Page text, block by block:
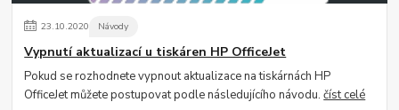
23.10.2020 Návody
Vypnutí aktualizací u tiskáren HP OfficeJet
Pokud se rozhodnete vypnout aktualizace na tiskárnách HP
OfficeJet můžete postupovat podle následujícího návodu.číst celé